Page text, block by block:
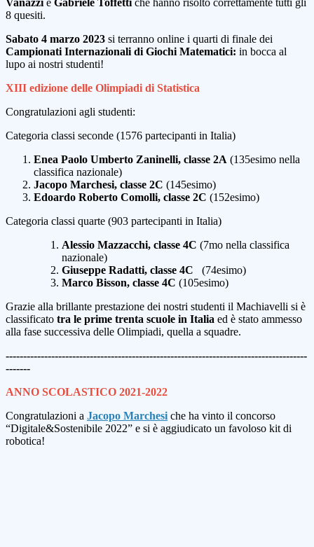
Vanazzi e Gabriele Toffetti che hanno risolto correttamente tutti gli
8 quesiti.
Sabato 4 marzo 2023 si terranno online i quarti di finale dei
Campionati Internazionali di Giochi Matematici: in bocca al
lupo ai nostri studenti!
XIII edizione delle Olimpiadi di Statistica
Congratulazioni agli studenti:
Categoria classi seconde (1576 partecipanti in Italia)
Enea Paolo Umberto Zaninelli, classe 2A (135esimo nella
classifica nazionale)
Jacopo Marchesi, classe 2C (145esimo)
Edoardo Roberto Comolli, classe 2C (152esimo)
Categoria classi quarte (903 partecipanti in Italia)
Alessio Mazzacchi, classe 4C (7mo nella classifica
nazionale)
Giuseppe Radatti, classe 4C (74esimo)
Marco Bisson, classe 4C (105esimo)
Grazie alla brillante prestazione dei nostri studenti il Machiavelli si è
classificato tra le prime trenta scuole in Italia ed è stato ammesso
alla fase successiva delle Olimpiadi, quella a squadre.
--------------------------------------------------------------------------------------
-------
ANNO SCOLASTICO 2021-2022
Congratulazioni a Jacopo Marchesi che ha vinto il concorso
“Digitale&Sostenibile 2022” e si è aggiudicato un favoloso kit di
robotica!